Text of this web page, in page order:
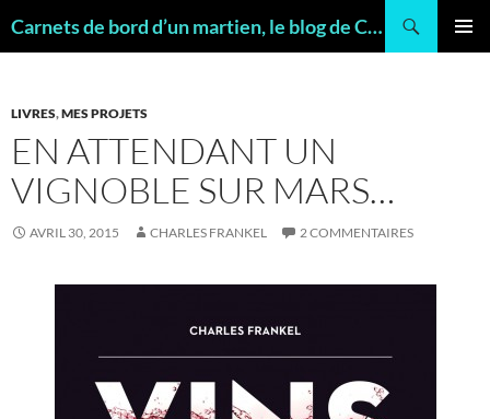
Carnets de bord d’un martien, le blog de Charles FRANKEL, géologue
LIVRES,MES PROJETS
EN ATTENDANT UN
VIGNOBLE SUR MARS…
AVRIL 30, 2015 CHARLES FRANKEL 2 COMMENTAIRES